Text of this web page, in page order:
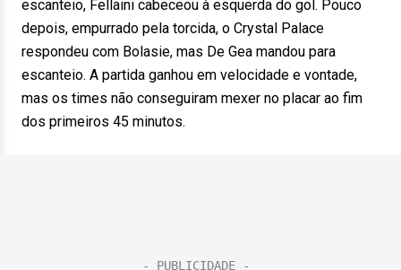
escanteio, Fellaini cabeceou à esquerda do gol. Pouco
depois, empurrado pela torcida, o Crystal Palace
respondeu com Bolasie, mas De Gea mandou para
escanteio. A partida ganhou em velocidade e vontade,
mas os times não conseguiram mexer no placar ao fim
dos primeiros 45 minutos.